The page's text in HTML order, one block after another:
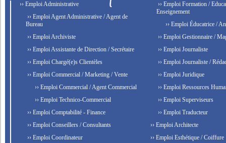
›› Emploi Administrative
›› Emploi Agent Administrative / Agent de
Bureau
›› Emploi Archiviste
›› Emploi Assistante de Direction / Secrétaire
›› Emploi Chargé(e)s Clientèles
›› Emploi Commercial / Marketing / Vente
›› Emploi Commercial / Agent Commercial
›› Emploi Technico-Commercial
›› Emploi Comptabilité - Finance
›› Emploi Conseillers / Consultants
›› Emploi Coordinateur
›› Emploi Formation /
Enseignement
›› Emploi Éducatrice /
›› Emploi Gestionnaire /
›› Emploi Journaliste
›› Emploi Journaliste /
›› Emploi Juridique
›› Emploi Ressources
›› Emploi Superviseurs
›› Emploi Traducteur
›› Emploi Architecte
›› Emploi Esthétique / Coiffure